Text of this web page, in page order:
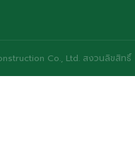
Co., Ltd. สงวนลิขสิทธิ์